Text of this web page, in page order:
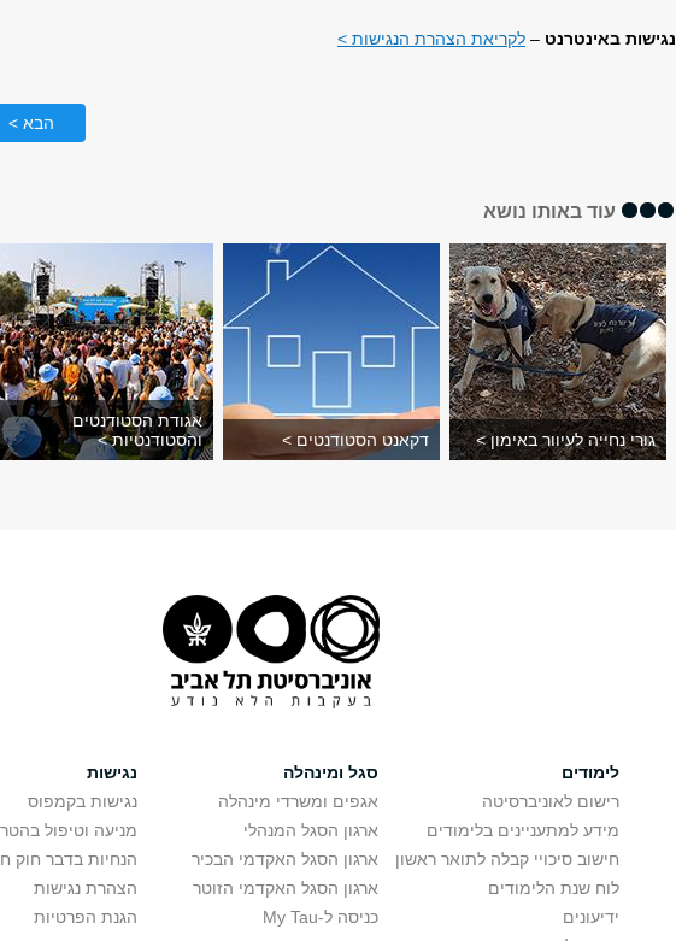
נגישות באינטרנט – לקריאת הצהרת הנגישות >
הבא >
עוד באותו נושא
גורי נחייה לעיוור באימון > דקאנט הסטודנטים >
אגודת הסטודנטים
והסטודנטיות >
לימודים
רישום לאוניברסיטה
מידע למתעניינים בלימודים
חישוב סיכויי קבלה לתואר ראשון
לוח שנת הלימודים
ידיעונים
סגל ומינהלה
אגפים ומשרדי מינהלה
ארגון הסגל המנהלי
ארגון הסגל האקדמי הבכיר
ארגון הסגל האקדמי הזוטר
כניסה ל-My Tau
נגישות
נגישות בקמפוס
מניעה וטיפול
הנחיות בדבר חוק
הצהרת נגישות
הגנת הפרטיות